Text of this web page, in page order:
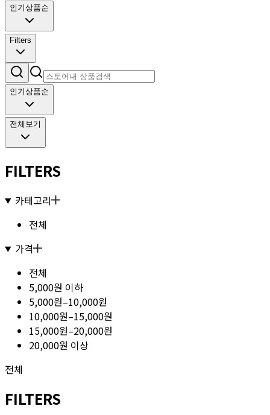
인기상품순
Filters
인기상품순
전체보기
FILTERS
카테고리
전체
가격
전체
5,000원 이하
5,000원–10,000원
10,000원–15,000원
15,000원–20,000원
20,000원 이상
전체
FILTERS